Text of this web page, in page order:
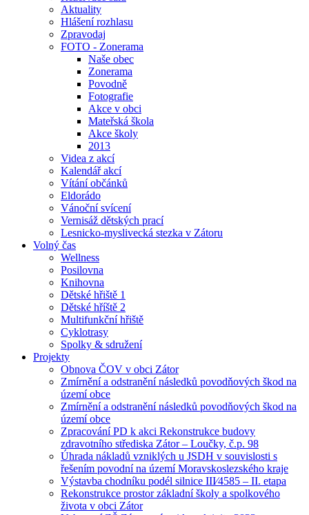
Aktuality
Hlášení rozhlasu
Zpravodaj
FOTO - Zonerama
Naše obec
Zonerama
Povodně
Fotografie
Akce v obci
Mateřská škola
Akce školy
2013
Videa z akcí
Kalendář akcí
Vítání občánků
Eldorádo
Vánoční svícení
Vernisáž dětských prací
Lesnicko-myslivecká stezka v Zátoru
Volný čas
Wellness
Posilovna
Knihovna
Dětské hřiště 1
Dětské hříště 2
Multifunkční hřiště
Cyklotrasy
Spolky & sdružení
Projekty
Obnova ČOV v obci Zátor
Zmírnění a odstranění následků povodňových škod na
území obce
Zmírnění a odstranění následků povodňových škod na
území obce
Zpracování PD k akci Rekonstrukce budovy
zdravotního střediska Zátor – Loučky, č.p. 98
Úhrada nákladů vzniklých u JSDH v souvislosti s
řešením povodní na území Moravskoslezského kraje
Výstavba chodníku podél silnice III⁄4585 – II. etapa
Rekonstrukce prostor základní školy a spolkového
života v obci Zátor